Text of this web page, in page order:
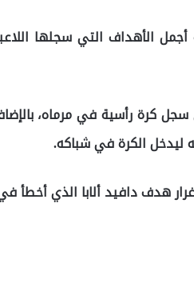
أجمل الأهداف التي سجلها
كرة رأسية في مرماه،
ليدخل الكرة في شباكه.
هدف دافيد ألابا الذي أخطأ